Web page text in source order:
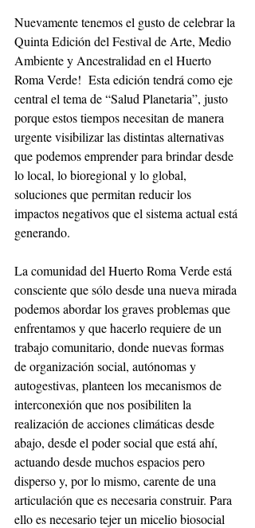
Nuevamente tenemos el gusto de celebrar la
Quinta Edición del Festival de Arte, Medio
Ambiente y Ancestralidad en el Huerto
Roma Verde!  Esta edición tendrá como eje
central el tema de “Salud Planetaria”, justo
porque estos tiempos necesitan de manera
urgente visibilizar las distintas alternativas
que podemos emprender para brindar desde
lo local, lo bioregional y lo global,
soluciones que permitan reducir los
impactos negativos que el sistema actual está
generando.
La comunidad del Huerto Roma Verde está
consciente que sólo desde una nueva mirada
podemos abordar los graves problemas que
enfrentamos y que hacerlo requiere de un
trabajo comunitario, donde nuevas formas
de organización social, autónomas y
autogestivas, planteen los mecanismos de
interconexión que nos posibiliten la
realización de acciones climáticas desde
abajo, desde el poder social que está ahí,
actuando desde muchos espacios pero
disperso y, por lo mismo, carente de una
articulación que es necesaria construir. Para
ello es necesario tejer un micelio biosocial